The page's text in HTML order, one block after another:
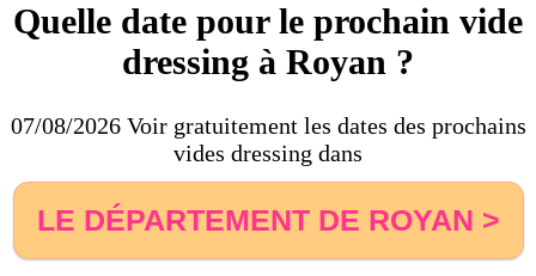
Quelle date pour le prochain vide
dressing à Royan ?
07/08/2026 Voir gratuitement les dates des prochains
vides dressing dans
LE DÉPARTEMENT DE ROYAN